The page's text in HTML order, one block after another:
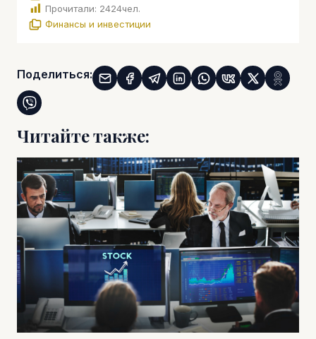
Прочитали: 2424чел.
Финансы и инвестиции
Поделиться:
Читайте также: